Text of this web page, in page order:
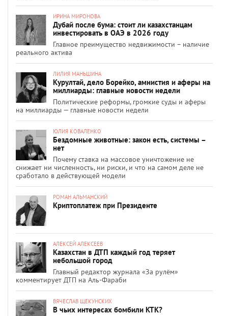
ИРИНА МИРОНОВА
Дубай после бума: стоит ли казахстанцам
инвестировать в ОАЭ в 2026 году
Главное преимущество недвижимости – наличие
реального актива
ЛИЛИЯ МАНЬШИНА
Курултай, дело Борейко, амнистия и аферы на
миллиарды: главные новости недели
Политические реформы, громкие суды и аферы
на миллиарды — главные новости недели
ЮЛИЯ КОВАЛЕНКО
Бездомные животные: закон есть, системы –
нет
Почему ставка на массовое уничтожение не
снижает ни численность, ни риски, и что на самом деле не
сработало в действующей модели
РОМАН АЛЬМАНСКИЙ
Криптоплатеж при Президенте
АЛЕКСЕЙ АЛЕКСЕЕВ
Казахстан в ДТП каждый год теряет
небольшой город
Главный редактор журнала «За рулём»
комментирует ДТП на Аль-Фараби
ВЯЧЕСЛАВ ЩЕКУНСКИХ
В чьих интересах бомбили КТК?